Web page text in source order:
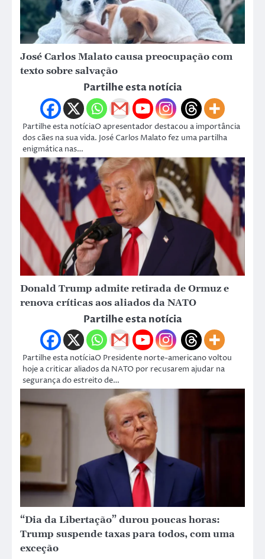
José Carlos Malato causa preocupação com
texto sobre salvação
Partilhe esta notícia
Partilhe esta notíciaO apresentador destacou a importância
dos cães na sua vida. José Carlos Malato fez uma partilha
enigmática nas…
Donald Trump admite retirada de Ormuz e
renova críticas aos aliados da NATO
Partilhe esta notícia
Partilhe esta notíciaO Presidente norte-americano voltou
hoje a criticar aliados da NATO por recusarem ajudar na
segurança do estreito de…
“Dia da Libertação” durou poucas horas:
Trump suspende taxas para todos, com uma
exceção